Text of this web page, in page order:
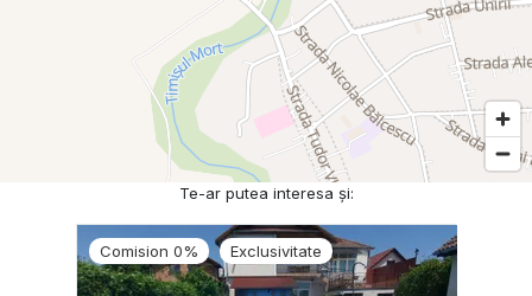
Te-ar putea interesa și:
Comision 0% Exclusivitate